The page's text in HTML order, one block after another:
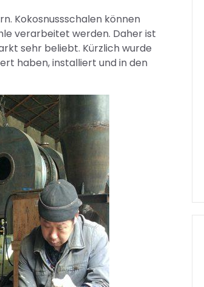
Kokosnussschalen können
verarbeitet werden. Daher ist
sehr beliebt. Kürzlich wurde
haben, installiert und in den